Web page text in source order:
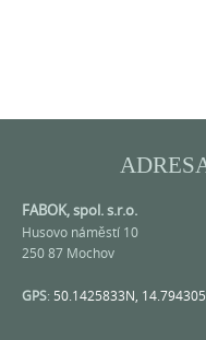
FABOK, spol. s.r.o.
Husovo náměstí 10
250 87 Mochov
GPS: 50.1425833N,